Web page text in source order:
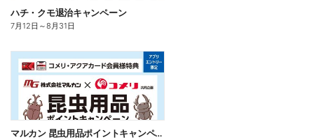
ハチ・クモ退治キャンペーン
7月12日 ～8月31日
マルカン 昆虫用品ポイントキャンペーン